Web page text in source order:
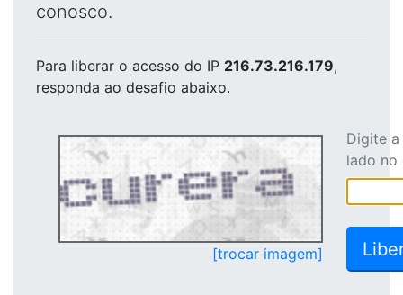
conosco.
Para liberar o acesso do IP 216.73.216.179,
responda ao desafio abaixo.
[trocar imagem]
Digite
lado no